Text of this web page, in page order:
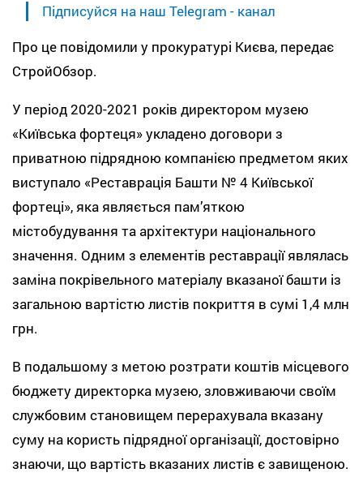
Підписуйся на наш Telegram - канал
Про це повідомили у прокуратурі Києва, передає
СтройОбзор.
У період 2020-2021 років директором музею
«Київська фортеця» укладено договори з
приватною підрядною компанією предметом яких
виступало «Реставрація Башти № 4 Київської
фортеці», яка являється пам’яткою
містобудування та архітектури національного
значення. Одним з елементів реставрації являлась
заміна покрівельного матеріалу вказаної башти із
загальною вартістю листів покриття в сумі 1,4 млн
грн.
В подальшому з метою розтрати коштів місцевого
бюджету директорка музею, зловживаючи своїм
службовим становищем перерахувала вказану
суму на користь підрядної організації, достовірно
знаючи, що вартість вказаних листів є завищеною.